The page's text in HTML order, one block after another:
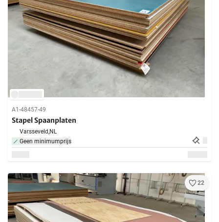
A1-48457-49
Stapel Spaanplaten
Varsseveld,NL
Geen minimumprijs
22